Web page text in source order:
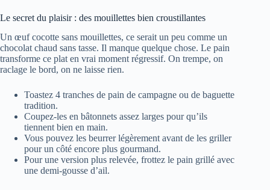
Le secret du plaisir : des mouillettes bien croustillantes
Un œuf cocotte sans mouillettes, ce serait un peu comme un
chocolat chaud sans tasse. Il manque quelque chose. Le pain
transforme ce plat en vrai moment régressif. On trempe, on
raclage le bord, on ne laisse rien.
Toastez 4 tranches de pain de campagne ou de baguette
tradition.
Coupez-les en bâtonnets assez larges pour qu’ils
tiennent bien en main.
Vous pouvez les beurrer légèrement avant de les griller
pour un côté encore plus gourmand.
Pour une version plus relevée, frottez le pain grillé avec
une demi-gousse d’ail.